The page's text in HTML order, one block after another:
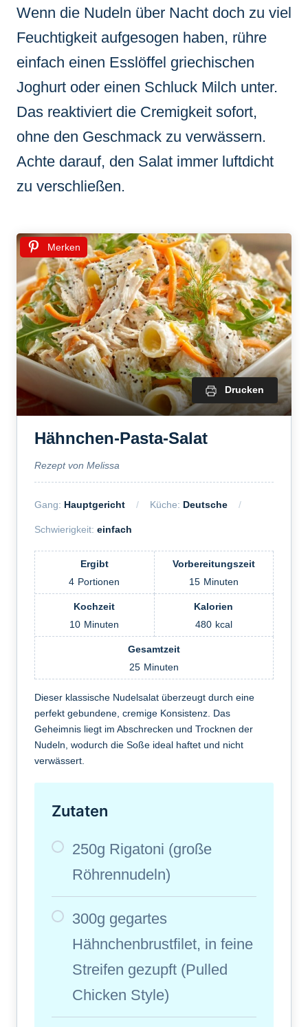
Wenn die Nudeln über Nacht doch zu viel
Feuchtigkeit aufgesogen haben, rühre
einfach einen Esslöffel griechischen
Joghurt oder einen Schluck Milch unter.
Das reaktiviert die Cremigkeit sofort,
ohne den Geschmack zu verwässern.
Achte darauf, den Salat immer luftdicht
zu verschließen.
Merken
Drucken
Hähnchen-Pasta-Salat
Rezept von Melissa
Gang: Hauptgericht Küche: Deutsche
Schwierigkeit: einfach
Ergibt
4 Portionen
Vorbereitungszeit
15 Minuten
Kochzeit
10 Minuten
Kalorien
480 kcal
Gesamtzeit
25 Minuten
Dieser klassische Nudelsalat überzeugt durch eine
perfekt gebundene, cremige Konsistenz. Das
Geheimnis liegt im Abschrecken und Trocknen der
Nudeln, wodurch die Soße ideal haftet und nicht
verwässert.
Zutaten
250g Rigatoni (große
Röhrennudeln)
300g gegartes
Hähnchenbrustfilet, in feine
Streifen gezupft (Pulled
Chicken Style)